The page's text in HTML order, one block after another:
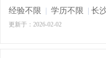
经验不限 | 学历不限 | 长
更新于：2026-02-02